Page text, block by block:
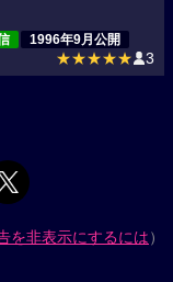
1996年9月公開
★★★★★ 3
を非表示にするには）